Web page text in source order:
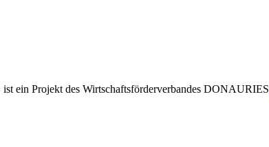
ein Projekt des Wirtschaftsförderverbandes DONAURIES